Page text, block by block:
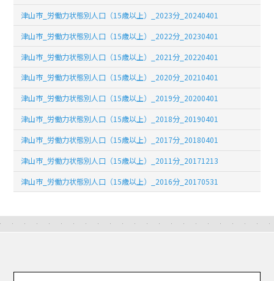
津山市_労働力状態別人口（15歳以上）_2023分_20240401
津山市_労働力状態別人口（15歳以上）_2022分_20230401
津山市_労働力状態別人口（15歳以上）_2021分_20220401
津山市_労働力状態別人口（15歳以上）_2020分_20210401
津山市_労働力状態別人口（15歳以上）_2019分_20200401
津山市_労働力状態別人口（15歳以上）_2018分_20190401
津山市_労働力状態別人口（15歳以上）_2017分_20180401
津山市_労働力状態別人口（15歳以上）_2011分_20171213
津山市_労働力状態別人口（15歳以上）_2016分_20170531